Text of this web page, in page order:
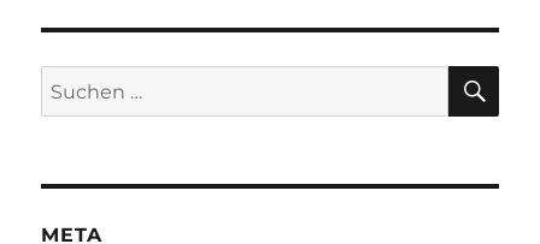
Suchen
nach:
META